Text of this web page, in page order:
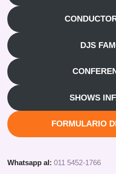
DJS
SHOWS
FORMULARIO
Whatsapp al: 011 5452-1766